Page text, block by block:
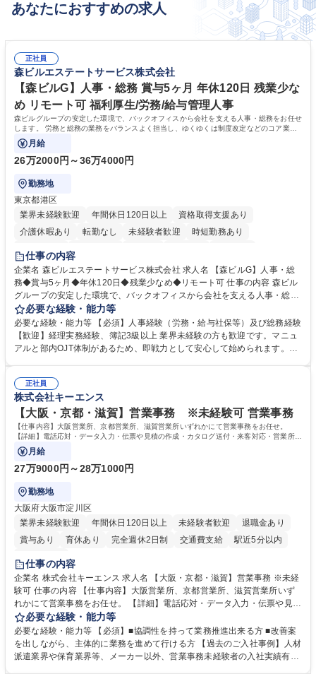
あなたにおすすめの求人
正社員
森ビルエステートサービス株式会社
【森ビルG】人事・総務 賞与5ヶ月 年休120日 残業少な
め リモート可 福利厚生/労務/給与管理人事
森ビルグループの安定した環境で、バックオフィスから会社を支える人事・総務をお任せ
します。 労務と総務の業務をバランスよく担当し、ゆくゆくは制度改定などのコア業務
にも挑戦できる、やりがいある環境です。
月給
26万2000円～36万4000円
勤務地
東京都港区
業界未経験歓迎
年間休日120日以上
資格取得支援あり
介護休暇あり
転勤なし 未経験者歓迎
時短勤務あり
経験者歓迎
完全週休2日制
交通費支給 長期歓迎 駅近5分以内 土日祝休み
仕事の内容
企業名 森ビルエステートサービス株式会社 求人名 【森ビルG】人事・総
務◆賞与5ヶ月◆年休120日◆残業少なめ◆リモート可 仕事の内容 森ビル
グループの安定した環境で、バックオフィスから会社を支える人事・総務
をお任せします。 労務と総務の業務をバランスよく担当し、ゆくゆくは制
度改定などのコア業務にも挑戦できる、やりがいある環境です。 ■勤怠管
理、給与計算、社会保険手続き、年末調整等の労務管理全般 ■入退社手続
き、社内規定の改定や人事制度改定などのコア業務 ■社内イベントの企画
でも質問・相談できる環境が整っているため、安心して成長できます。 募
集職種 【森ビルG】人事・総務◆賞与5ヶ月◆年休120日◆残業少なめ◆
リモート可
必要な経験・能力等
必要な経験・能力等 【必須】人事経験（労務・給与社保等）及び総務経験
【歓迎】経理実務経験、簿記3級以上 業界未経験の方も歓迎です。マニュ
アルと部内OJT体制があるため、即戦力として安心して始められます。
務に挑戦できるため、自身の成長と組織への貢献度をダイレクトに実感で
きます。 残業少なめ、週1日リモート可など、ワークライフバランスを保
ち長期活躍できる環境です。 「これまでの幅広い経験を活かし、長期的な
キャリアを築きたい」という前向きな意欲と挑戦を全力で応援します。 学
歴・資格 学歴：大学院 大学 高専 短大 専修学校 高校 語学力： 資格：日商
簿記検定1級 日商簿記検定2級 日商簿記検定3級
正社員
株式会社キーエンス
【大阪・京都・滋賀】営業事務 ※未経験可 営業事務
【仕事内容】大阪営業所、京都営業所、滋賀営業所いずれかにて営業事務をお任せ。
【詳細】電話応対・データ入力・伝票や見積の作成・カタログ送付・来客対応・営業所内
で発生する事務業務や業務改善をお任せ。
月給
27万9000円～28万1000円
勤務地
大阪府大阪市淀川区
業界未経験歓迎
年間休日120日以上 未経験者歓迎
退職金あり
賞与あり
育休あり 完全週休2日制 交通費支給
駅近5分以内
土日祝休み
仕事の内容
企業名 株式会社キーエンス 求人名 【大阪・京都・滋賀】営業事務 ※未経
験可 仕事の内容 【仕事内容】大阪営業所、京都営業所、滋賀営業所いず
れかにて営業事務をお任せ。 【詳細】電話応対・データ入力・伝票や見積
の作成・カタログ送付・来客対応・営業所内で発生する事務業務や業務改
善をお任せ。 【教育制度】ご入社後、育成担当とペアになりながらOJTに
て業務を覚えていただくことが可能です。業務システムがきちんと構築さ
れているため、スムーズに仕事に慣れることができる環境です。また、
必要な経験・能力等
必要な経験・能力等 【必須】■協調性を持って業務推進出来る方 ■改善案
を出しながら、主体的に業務を進めて行ける方 【過去のご入社事例】人材
派遣業界や保育業界等、メーカー以外、営業事務未経験者の入社実績有